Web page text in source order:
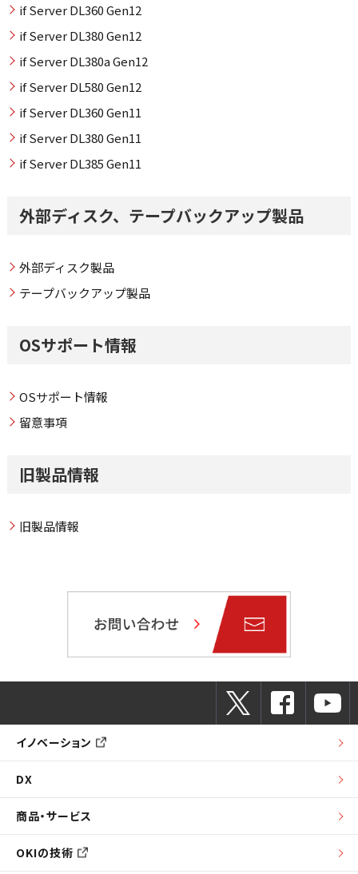
if Server DL360 Gen12
if Server DL380 Gen12
if Server DL380a Gen12
if Server DL580 Gen12
if Server DL360 Gen11
if Server DL380 Gen11
if Server DL385 Gen11
外部ディスク、テープバックアップ製品
外部ディスク製品
テープバックアップ製品
OSサポート情報
OSサポート情報
留意事項
旧製品情報
旧製品情報
イノベーション
DX
商品・サービス
OKIの技術